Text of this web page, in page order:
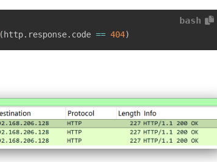
bash
(http.response.code == 404)